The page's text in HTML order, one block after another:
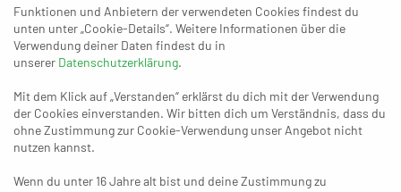
Gefragt, gejagt: Essen, Rheinhausen
oder doch Ratingen?
Funktionen und Anbietern der verwendeten Cookies findest du
unten unter „Cookie-Details“. Weitere Informationen über die
Verwendung deiner Daten findest du in
unserer Datenschutzerklärung.
Mit dem Klick auf „Verstanden“ erklärst du dich mit der Verwendung
der Cookies einverstanden. Wir bitten dich um Verständnis, dass du
ohne Zustimmung zur Cookie-Verwendung unser Angebot nicht
nutzen kannst.
Wenn du unter 16 Jahre alt bist und deine Zustimmung zu